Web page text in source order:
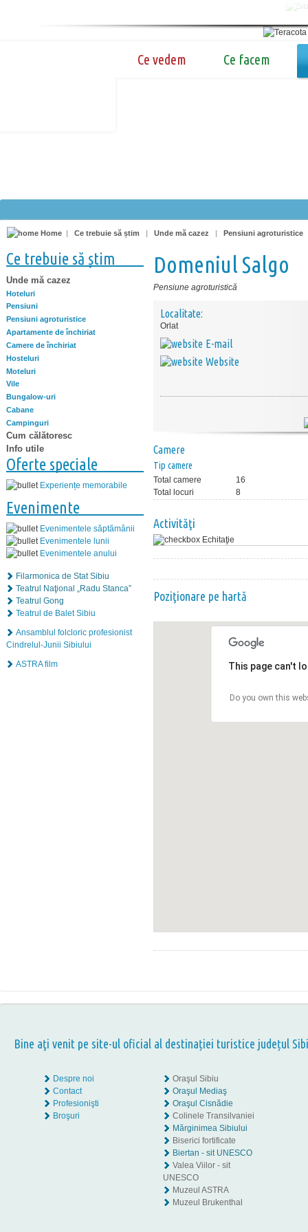
Ce vedem Ce facem
Home | Ce trebuie să știm | Unde mă cazez | Pensiuni agroturistice
Ce trebuie să știm
Unde mă cazez
Hoteluri
Pensiuni
Pensiuni agroturistice
Apartamente de închiriat
Camere de închiriat
Hosteluri
Moteluri
Vile
Bungalow-uri
Cabane
Campinguri
Cum călătoresc
Info utile
Oferte speciale
Experiențe memorabile
Evenimente
Evenimentele săptămânii
Evenimentele lunii
Evenimentele anului
Filarmonica de Stat Sibiu
Teatrul Naţional „Radu Stanca”
Teatrul Gong
Teatrul de Balet Sibiu
Ansamblul folcloric profesionist
Cindrelul-Junii Sibiului
ASTRA film
Domeniul Salgo
Pensiune agroturistică
Localitate:
Orlat
E-mail
Website
Camere
Tip camere
Total camere
16
Total locuri
8
Activităţi
Echitaţie
Poziţionare pe hartă
This page can't
Do you own this
Bine aţi venit pe site-ul oficial al destinației turistice județul
Despre noi
Contact
Profesionişti
Broşuri
Oraşul Sibiu
Oraşul Mediaş
Oraşul Cisnădie
Colinele Transilvaniei
Mărginimea Sibiului
Biserici fortificate
Biertan - sit UNESCO
Valea Viilor - sit
UNESCO
Muzeul ASTRA
Muzeul Brukenthal